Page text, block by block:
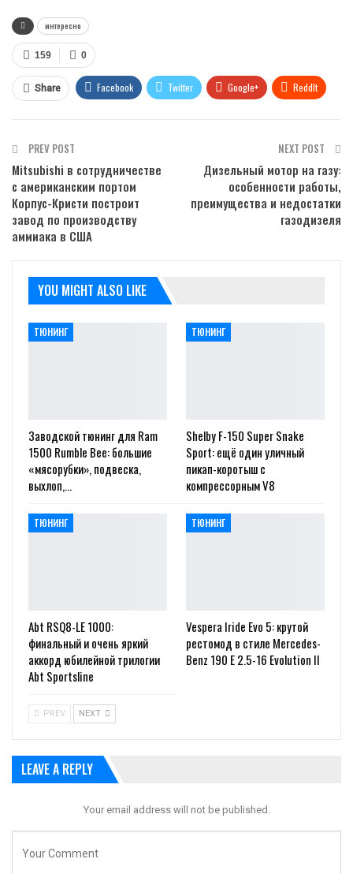
интересно
0
159
Share Facebook Twitter Google+ ReddIt
PREV POST
Mitsubishi в сотрудничестве
с американским портом
Корпус-Кристи построит
завод по производству
аммиака в США
NEXT POST
Дизельный мотор на газу:
особенности работы,
преимущества и недостатки
газодизеля
YOU MIGHT ALSO LIKE
ТЮНИНГ
Заводской тюнинг для Ram
1500 Rumble Bee: большие
«мясорубки», подвеска,
выхлоп,…
ТЮНИНГ
Shelby F-150 Super Snake
Sport: ещё один уличный
пикап-коротыш с
компрессорным V8
ТЮНИНГ
Abt RSQ8-LE 1000:
финальный и очень яркий
аккорд юбилейной трилогии
Abt Sportsline
ТЮНИНГ
Vespera Iride Evo 5: крутой
рестомод в стиле Mercedes-
Benz 190 E 2.5-16 Evolution II
PREV NEXT
LEAVE A REPLY
Your email address will not be published.